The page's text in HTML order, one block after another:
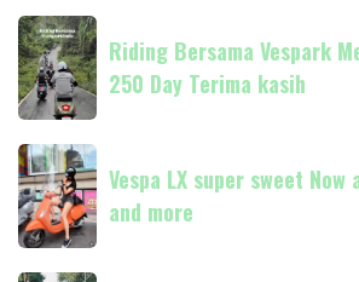
Piaggio
always
Now
available
in
and
Riding
Bersama
Vespark
Medan
Vespa
GTS
250
Day
Riding Bersama Vespark
250 Day Terima kasih
Vespa
LX
super
sweet
Now
Vespa LX super sweet
and more